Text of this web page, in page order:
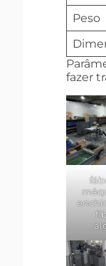
Peso
fazer